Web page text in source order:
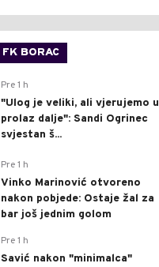
FK BORAC
Pre 1 h
"Ulog je veliki, ali vjerujemo u
prolaz dalje": Sandi Ogrinec
svjestan š...
Pre 1 h
Vinko Marinović otvoreno
nakon pobjede: Ostaje žal za
bar još jednim golom
Pre 1 h
Savić nakon "minimalca"